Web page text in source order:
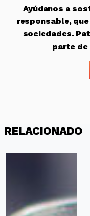
Ayúdanos a
responsable,
sociedades.
parte de
RELACIONADO